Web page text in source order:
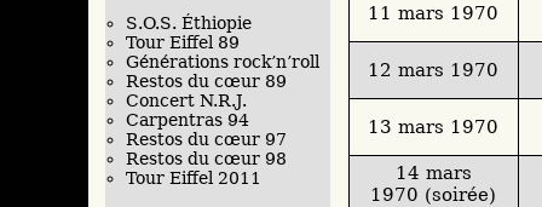
11 mars 1970
12 mars 1970
13 mars 1970
14 mars
1970 (soirée)
S.O.S. Éthiopie
Tour Eiffel 89
Générations rock’n’roll
Restos du cœur 89
Concert N.R.J.
Carpentras 94
Restos du cœur 97
Restos du cœur 98
Tour Eiffel 2011